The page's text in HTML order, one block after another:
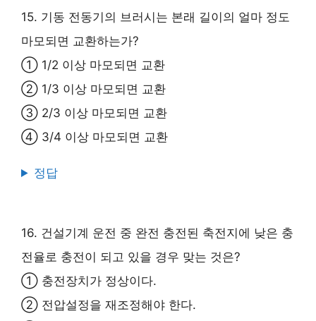
15. 기동 전동기의 브러시는 본래 길이의 얼마 정도
마모되면 교환하는가?
① 1/2 이상 마모되면 교환
② 1/3 이상 마모되면 교환
③ 2/3 이상 마모되면 교환
④ 3/4 이상 마모되면 교환
정답
16. 건설기계 운전 중 완전 충전된 축전지에 낮은 충
전율로 충전이 되고 있을 경우 맞는 것은?
① 충전장치가 정상이다.
② 전압설정을 재조정해야 한다.